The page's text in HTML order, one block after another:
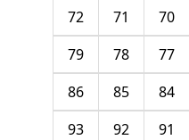
70
71
72
77
78
79
84
85
86
91
92
93